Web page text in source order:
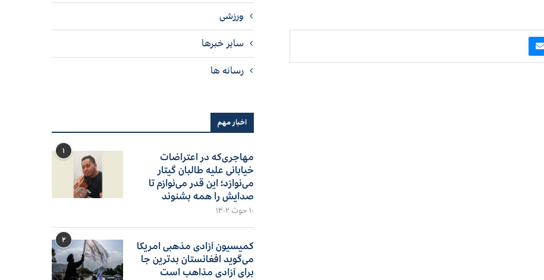
ورزشی
سایر خبرها
رسانه ها
اخبار مهم
۱
مهاجری‌که در اعتراضات
خیابانی علیه طالبان گیتار
می‌نوازد؛ این قدر می‌نوازم تا
صدایش را همه بشنوند
۱۰ حوت ۱۴۰۲
۲
کمیسیون آزادی مذهبی امریکا
می‌گوید افغانستان بدترین جا
برای آزادی مذاهب است